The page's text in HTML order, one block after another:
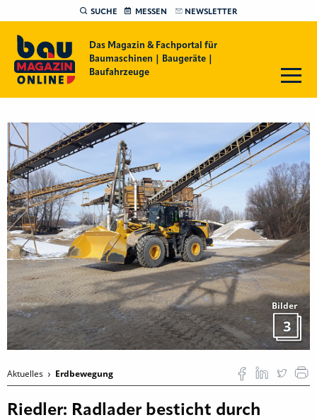
SUCHE MESSEN NEWSLETTER
Das Magazin & Fachportal für
Baumaschinen | Baugeräte |
Baufahrzeuge
Bilder
3
Aktuelles Erdbewegung
Riedler: Radlader besticht durch